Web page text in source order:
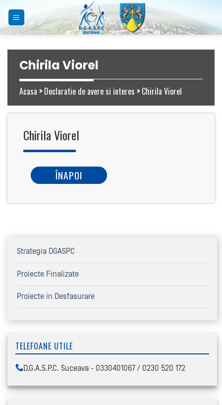
content
Chirila Viorel
Acasa >Declaratie de avere si interes >Chirila Viorel
Chirila Viorel
ÎNAPOI
Strategia DGASPC
Proiecte Finalizate
Proiecte in Desfasurare
TELEFOANE UTILE
D.G.A.S.P.C. Suceava - 0330401067 / 0230 520 172